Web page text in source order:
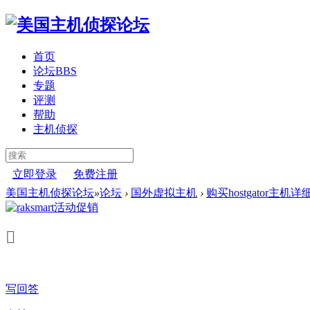
首页
论坛BBS
专题
评测
帮助
主机侦探
立即登录
免费注册
美国主机侦探论坛»论坛 › 国外虚拟主机 › 购买hostgator主机详
写回答